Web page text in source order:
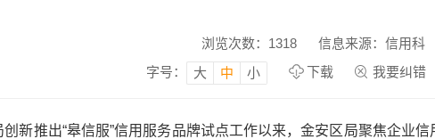
浏览次数： 1318 信息来源：信用科
字号：
大 中 小 下载 我要纠错
创新推出“皋信服”信用服务品牌试点工作以来，金安区局聚焦企业